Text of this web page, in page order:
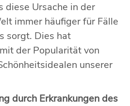
diese Ursache in der
immer häufiger für Fälle
sorgt. Dies hat
der Popularität von
unserer
durch Erkrankungen des